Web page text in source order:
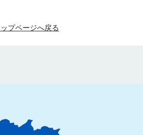
ップページへ戻る